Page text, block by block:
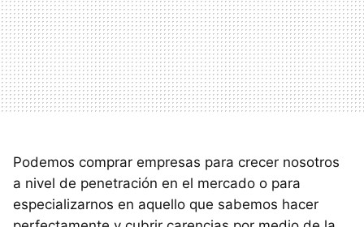
Podemos comprar empresas para crecer nosotros
a nivel de penetración en el mercado o para
especializarnos en aquello que sabemos hacer